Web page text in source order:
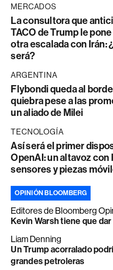
MERCADOS
La consultora que
TACO de Trump le
otra escalada con Irán:
será?
ARGENTINA
Flybondi queda al
quiebra pese a las
un aliado de Milei
TECNOLOGÍA
Así será el primer
OpenAI: un altavoz con
sensores y piezas
OPINIÓN BLOOMBERG
Editores de Bloomberg
Kevin Warsh tiene que
Liam Denning
Un Trump acorralado
grandes petroleras